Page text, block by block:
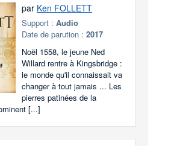
par Ken FOLLETT
Support : Audio
Date de parution : 2017
Noël 1558, le jeune Ned
Willard rentre à Kingsbridge :
le monde qu'il connaissait va
changer à tout jamais ... Les
pierres patinées de la
[...]